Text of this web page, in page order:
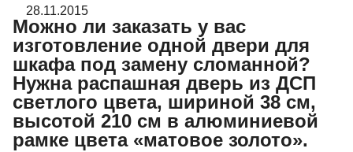
28.11.2015
Можно ли заказать у вас
изготовление одной двери для
шкафа под замену сломанной?
Нужна распашная дверь из ДСП
светлого цвета, шириной 38 см,
высотой 210 см в алюминиевой
рамке цвета «матовое золото».